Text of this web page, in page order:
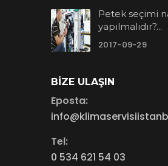
Petek seçimi
yapılmalıdır?...
2017-09-29
BIZE ULAŞIN
Eposta:
Tel:
0 534 621 54 03